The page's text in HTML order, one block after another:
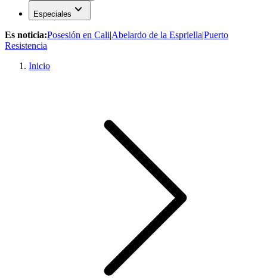
Especiales expand_more
Es noticia:Posesión en Cali|Abelardo de la Espriella|Puerto
Resistencia
Inicio